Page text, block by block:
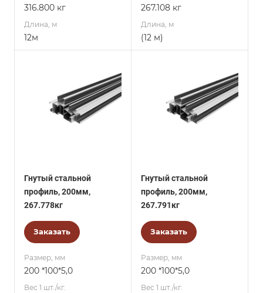
316.800 кг
Длина, м
12м
267.108 кг
Длина, м
(12 м)
Гнутый стальной
профиль, 200мм,
267.778кг
Заказать
Размер, мм
200 *100*5,0
Вес 1 шт./кг.
Гнутый стальной
профиль, 200мм,
267.791кг
Заказать
Размер, мм
200 *100*5,0
Вес 1 шт./кг.